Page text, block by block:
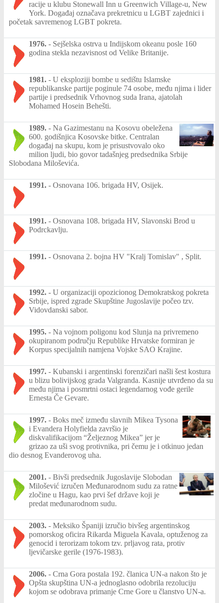
racije u klubu Stonewall Inn u Greenwich Village-u, New
York. Događaj označava prekretnicu u LGBT zajednici i
početak savremenog LGBT pokreta.
1976. - Sejšelska ostrva u Indijskom okeanu posle 160
godina stekla nezavisnost od Velike Britanije.
1981. - U eksploziji bombe u sedištu Islamske
republikanske partije poginule 74 osobe, među njima i lider
partije i predsednik Vrhovnog suda Irana, ajatolah
Mohamed Hosein Behešti.
1989. - Na Gazimestanu na Kosovu obeležena
600. godišnjica Kosovske bitke. Centralan
događaj na skupu, kom je prisustvovalo oko
milion ljudi, bio govor tadašnjeg predsednika Srbije
Slobodana Miloševića.
1991. - Osnovana 106. brigada HV, Osijek.
1991. - Osnovana 108. brigada HV, Slavonski Brod u
Podrckavlju.
1991. - Osnovana 2. bojna HV "Kralj Tomislav" , Split.
1992. - U organizaciji opozicionog Demokratskog pokreta
Srbije, ispred zgrade Skupštine Jugoslavije počeo tzv.
Vidovdanski sabor.
1995. - Na vojnom poligonu kod Slunja na privremeno
okupiranom području Republike Hrvatske formiran je
Korpus specijalnih namjena Vojske SAO Krajine.
1997. - Kubanski i argentinski forenzičari našli šest kostura
u blizu bolivijskog grada Valgranda. Kasnije utvrđeno da su
među njima i posmrtni ostaci legendarnog vođe gerile
Ernesta Če Gevare.
1997. - Boks meč između slavnih Mikea Tysona
i Evandera Holyfielda završio je
diskvalifikacijom “Željeznog Mikea” jer je
grizao za uši svog protivnika, pri čemu je i otkinuo jedan
dio desnog Evanderovog uha.
2001. - Bivši predsednik Jugoslavije Slobodan
Milošević izručen Međunarodnom sudu za ratne
zločine u Hagu, kao prvi šef države koji je
predat međunarodnom sudu.
2003. - Meksiko Španiji izručio bivšeg argentinskog
pomorskog oficira Rikarda Miguela Kavala, optuženog za
genocid i terorizam tokom tzv. prljavog rata, protiv
ljevičarske gerile (1976-1983).
2006. - Crna Gora postala 192. članica UN-a nakon što je
Opšta skupština UN-a jednoglasno odobrila rezoluciju
kojom se odobrava primanje Crne Gore u članstvo UN-a.